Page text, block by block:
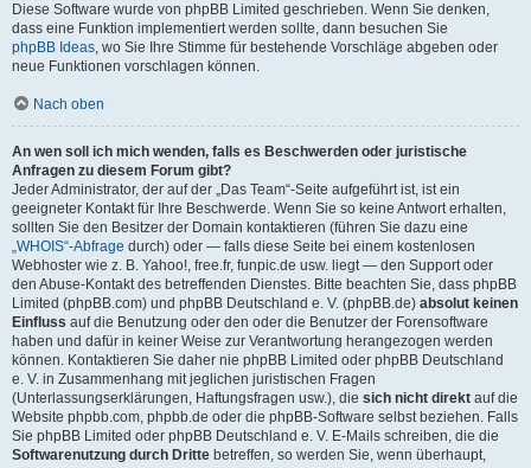
Diese Software wurde von phpBB Limited geschrieben. Wenn Sie denken,
dass eine Funktion implementiert werden sollte, dann besuchen Sie
phpBB Ideas, wo Sie Ihre Stimme für bestehende Vorschläge abgeben oder
neue Funktionen vorschlagen können.
Nach oben
An wen soll ich mich wenden, falls es Beschwerden oder juristische
Anfragen zu diesem Forum gibt?
Jeder Administrator, der auf der „Das Team“-Seite aufgeführt ist, ist ein
geeigneter Kontakt für Ihre Beschwerde. Wenn Sie so keine Antwort erhalten,
sollten Sie den Besitzer der Domain kontaktieren (führen Sie dazu eine
„WHOIS“-Abfrage durch) oder — falls diese Seite bei einem kostenlosen
Webhoster wie z. B. Yahoo!, free.fr, funpic.de usw. liegt — den Support oder
den Abuse-Kontakt des betreffenden Dienstes. Bitte beachten Sie, dass phpBB
Limited (phpBB.com) und phpBB Deutschland e. V. (phpBB.de) absolut keinen
Einfluss auf die Benutzung oder den oder die Benutzer der Forensoftware
haben und dafür in keiner Weise zur Verantwortung herangezogen werden
können. Kontaktieren Sie daher nie phpBB Limited oder phpBB Deutschland
e. V. in Zusammenhang mit jeglichen juristischen Fragen
(Unterlassungserklärungen, Haftungsfragen usw.), die sich nicht direkt auf die
Website phpbb.com, phpbb.de oder die phpBB-Software selbst beziehen. Falls
Sie phpBB Limited oder phpBB Deutschland e. V. E-Mails schreiben, die die
Softwarenutzung durch Dritte betreffen, so werden Sie, wenn überhaupt,